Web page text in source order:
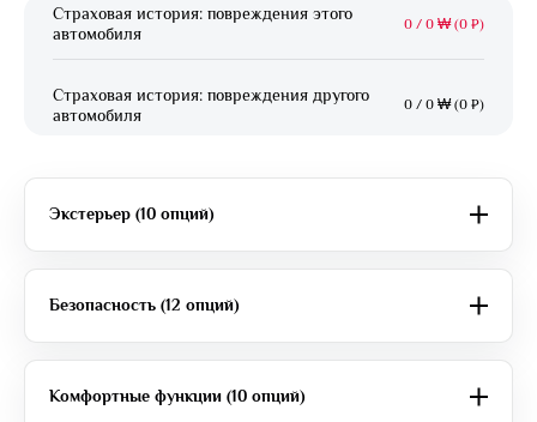
Страховая история: повреждения этого
автомобиля
0 / 0 ₩ (0 ₽)
Страховая история: повреждения другого
автомобиля
0 / 0 ₩ (0 ₽)
Экстерьер (10 опций)
Безопасность (12 опций)
Комфортные функции (10 опций)